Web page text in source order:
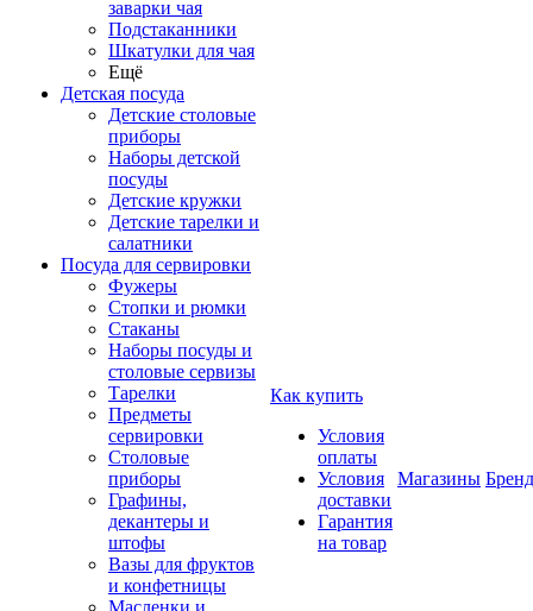
заварки чая
Подстаканники
Шкатулки для чая
Ещё
Детская посуда
Детские столовые
приборы
Наборы детской
посуды
Детские кружки
Детские тарелки и
салатники
Посуда для сервировки
Фужеры
Стопки и рюмки
Стаканы
Наборы посуды и
столовые сервизы
Тарелки
Предметы
сервировки
Столовые
приборы
Графины,
декантеры и
штофы
Вазы для фруктов
и конфетницы
Масленки и
Как купить
Условия
оплаты
Условия
доставки
Гарантия
на товар
Магазины